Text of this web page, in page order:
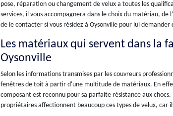
pose, réparation ou changement de velux a toutes les
services, il vous accompagnera dans le choix du matériau,
de le contacter si vous résidez à Oysonville pour lui
Les matériaux qui servent dans la
Oysonville
Selon les informations transmises par les couvreurs
fenêtres de toit à partir d'une multitude de matériaux. En
composant est reconnu pour sa parfaite résistance aux
propriétaires affectionnent beaucoup ces types de velux, car